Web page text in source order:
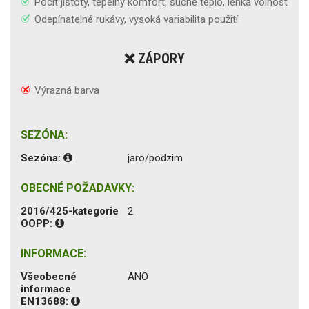
Odepínatelné rukávy, vysoká variabilita použití
❌ ZÁPORY
Výrazná barva
SEZÓNA:
Sezóna: jaro/podzim
OBECNÉ POŽADAVKY:
2016/425-kategorie
OOPP:
2
INFORMACE:
Všeobecné
informace
EN13688:
ANO